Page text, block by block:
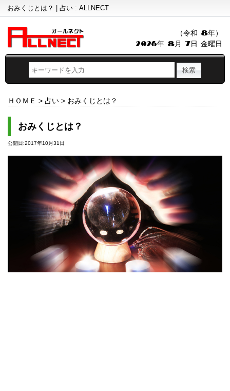
おみくじとは？ | 占い : ALLNECT
（令和 8年）
2026年 8月 7日 金曜日
ＨＯＭＥ > 占い > おみくじとは？
おみくじとは？
公開日:2017年10月31日